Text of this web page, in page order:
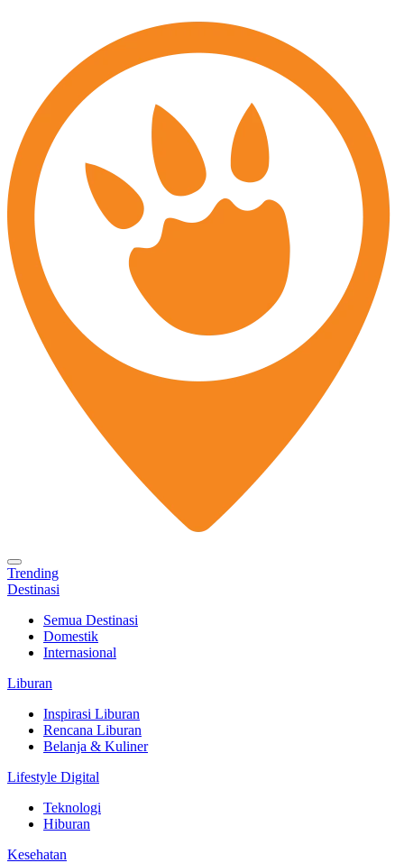
Trending
Destinasi
Semua Destinasi
Domestik
Internasional
Liburan
Inspirasi Liburan
Rencana Liburan
Belanja & Kuliner
Lifestyle Digital
Teknologi
Hiburan
Kesehatan